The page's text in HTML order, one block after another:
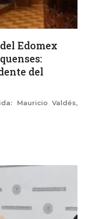
Edomex
del
Mauricio Valdés,